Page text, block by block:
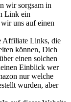
wir sorgsam in
Link ein
uns auf einen
Affiliate Links, die
können, Dich
einen solchen
Einblick wer
nur welche
wurden, aber